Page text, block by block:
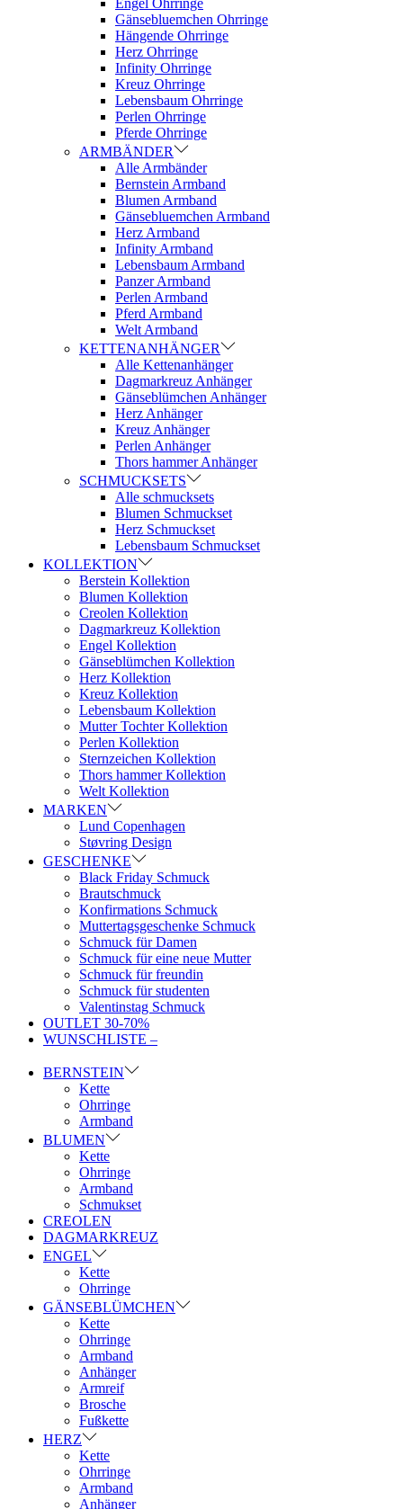
Engel Ohrringe
Gänsebluemchen Ohrringe
Hängende Ohrringe
Herz Ohrringe
Infinity Ohrringe
Kreuz Ohrringe
Lebensbaum Ohrringe
Perlen Ohrringe
Pferde Ohrringe
ARMBÄNDER
Alle Armbänder
Bernstein Armband
Blumen Armband
Gänsebluemchen Armband
Herz Armband
Infinity Armband
Lebensbaum Armband
Panzer Armband
Perlen Armband
Pferd Armband
Welt Armband
KETTENANHÄNGER
Alle Kettenanhänger
Dagmarkreuz Anhänger
Gänseblümchen Anhänger
Herz Anhänger
Kreuz Anhänger
Perlen Anhänger
Thors hammer Anhänger
SCHMUCKSETS
Alle schmucksets
Blumen Schmuckset
Herz Schmuckset
Lebensbaum Schmuckset
KOLLEKTION
Berstein Kollektion
Blumen Kollektion
Creolen Kollektion
Dagmarkreuz Kollektion
Engel Kollektion
Gänseblümchen Kollektion
Herz Kollektion
Kreuz Kollektion
Lebensbaum Kollektion
Mutter Tochter Kollektion
Perlen Kollektion
Sternzeichen Kollektion
Thors hammer Kollektion
Welt Kollektion
MARKEN
Lund Copenhagen
Støvring Design
GESCHENKE
Black Friday Schmuck
Brautschmuck
Konfirmations Schmuck
Muttertagsgeschenke Schmuck
Schmuck für Damen
Schmuck für eine neue Mutter
Schmuck für freundin
Schmuck für studenten
Valentinstag Schmuck
OUTLET 30-70%
WUNSCHLISTE –
BERNSTEIN
Kette
Ohrringe
Armband
BLUMEN
Kette
Ohrringe
Armband
Schmukset
CREOLEN
DAGMARKREUZ
ENGEL
Kette
Ohrringe
GÄNSEBLÜMCHEN
Kette
Ohrringe
Armband
Anhänger
Armreif
Brosche
Fußkette
HERZ
Kette
Ohrringe
Armband
Anhänger